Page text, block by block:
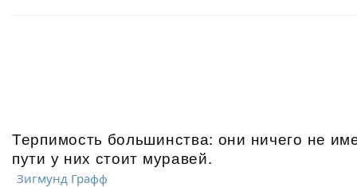
Терпимость большинства: они ничего не
пути у них стоит муравей.
Зигмунд Графф